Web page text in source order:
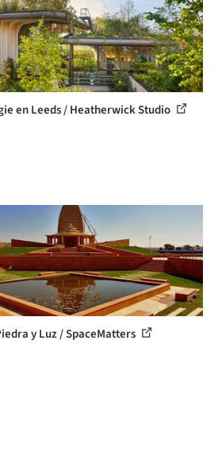
en Leeds / Heatherwick Studio
y Luz / SpaceMatters